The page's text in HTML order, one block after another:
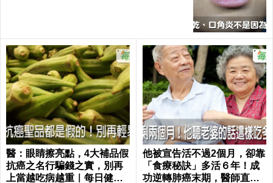
醫：眼睛擦亮點，4大補品假
抗癌之名行騙錢之實，別再
上當越吃病越重｜每日健康
他被宣告活不過2個月，卻靠
「食療秘訣」多活６年！成
功逆轉肺癌末期，醫師直